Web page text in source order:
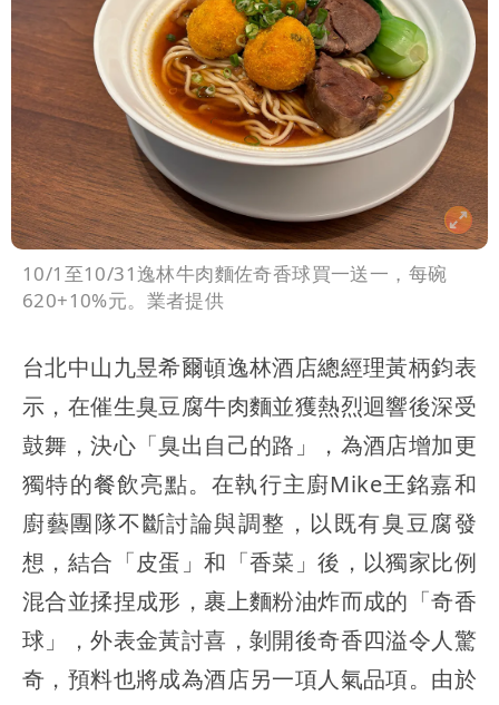
10/1至10/31逸林牛肉麵佐奇香球買一送一，每碗
620+10%元。業者提供
台北中山九昱希爾頓逸林酒店總經理黃柄鈞表
示，在催生臭豆腐牛肉麵並獲熱烈迴響後深受
鼓舞，決心「臭出自己的路」，為酒店增加更
獨特的餐飲亮點。在執行主廚Mike王銘嘉和
廚藝團隊不斷討論與調整，以既有臭豆腐發
想，結合「皮蛋」和「香菜」後，以獨家比例
混合並揉捏成形，裹上麵粉油炸而成的「奇香
球」，外表金黃討喜，剝開後奇香四溢令人驚
奇，預料也將成為酒店另一項人氣品項。由於